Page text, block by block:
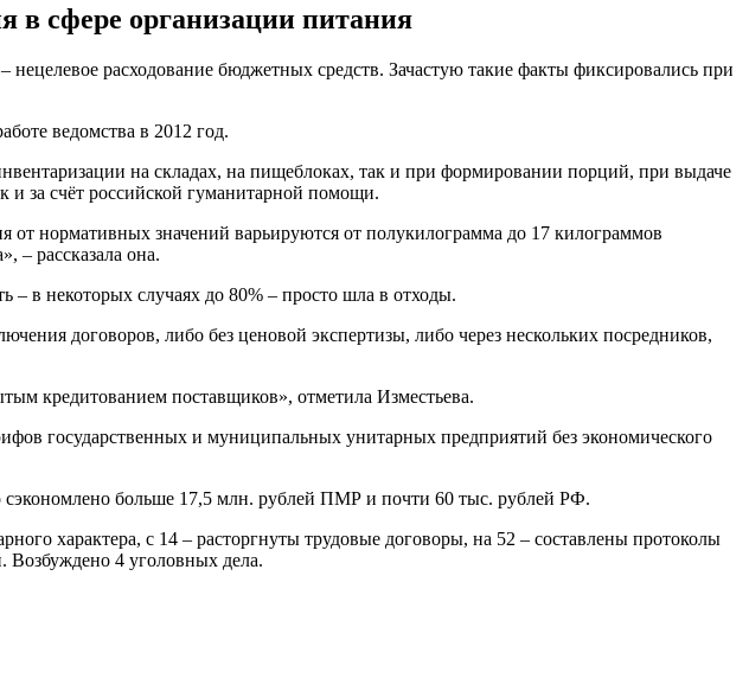
в сфере организации питания
расходование бюджетных средств. Зачастую такие факты фиксировались при
ведомства в 2012 год.
на складах, на пищеблоках, так и при формировании порций, при выдаче
и за счёт российской гуманитарной помощи.
нормативных значений варьируются от полукилограмма до 17 килограммов
– рассказала она.
– в некоторых случаях до 80% – просто шла в отходы.
договоров, либо без ценовой экспертизы, либо через нескольких посредников,
кредитованием поставщиков», отметила Изместьева.
государственных и муниципальных унитарных предприятий без экономического
больше 17,5 млн. рублей ПМР и почти 60 тыс. рублей РФ.
характера, с 14 – расторгнуты трудовые договоры, на 52 – составлены протоколы
Возбуждено 4 уголовных дела.